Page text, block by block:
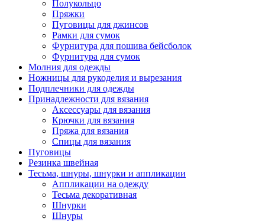
Полукольцо
Пряжки
Пуговицы для джинсов
Рамки для сумок
Фурнитура для пошива бейсболок
Фурнитура для сумок
Молния для одежды
Ножницы для рукоделия и вырезания
Подплечники для одежды
Принадлежности для вязания
Аксессуары для вязания
Крючки для вязания
Пряжа для вязания
Спицы для вязания
Пуговицы
Резинка швейная
Тесьма, шнуры, шнурки и аппликации
Аппликации на одежду
Тесьма декоративная
Шнурки
Шнуры